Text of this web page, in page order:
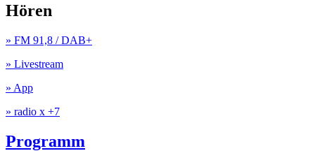
Hören
» FM 91,8 / DAB+
» Livestream
» App
» radio x +7
Programm